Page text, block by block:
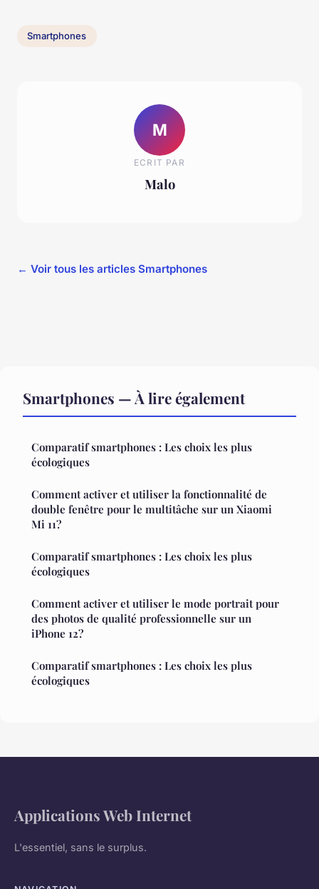
Smartphones
M
ECRIT PAR
Malo
← Voir tous les articles Smartphones
Smartphones — À lire également
Comparatif smartphones : Les choix les plus
écologiques
Comment activer et utiliser la fonctionnalité de
double fenêtre pour le multitâche sur un Xiaomi
Mi 11?
Comparatif smartphones : Les choix les plus
écologiques
Comment activer et utiliser le mode portrait pour
des photos de qualité professionnelle sur un
iPhone 12?
Comparatif smartphones : Les choix les plus
écologiques
Applications Web Internet
L'essentiel, sans le surplus.